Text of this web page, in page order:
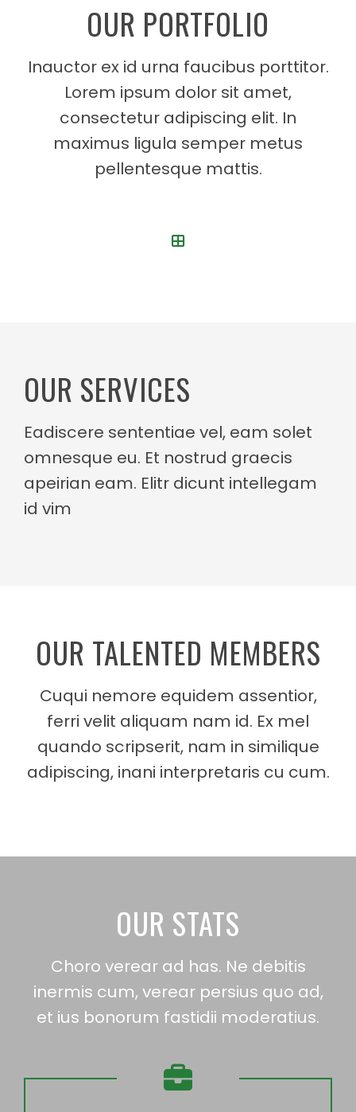
OUR PORTFOLIO
Inauctor ex id urna faucibus porttitor.
Lorem ipsum dolor sit amet,
consectetur adipiscing elit. In
maximus ligula semper metus
pellentesque mattis.
OUR SERVICES
Eadiscere sententiae vel, eam solet
omnesque eu. Et nostrud graecis
apeirian eam. Elitr dicunt intellegam
id vim
OUR TALENTED MEMBERS
Cuqui nemore equidem assentior,
ferri velit aliquam nam id. Ex mel
quando scripserit, nam in similique
adipiscing, inani interpretaris cu cum.
OUR STATS
Choro verear ad has. Ne debitis
inermis cum, verear persius quo ad,
et ius bonorum fastidii moderatius.
3
5
6
8
9
2
4
6
7
9
0
2
9
0
0
0
0
2
2
3
3
4
4
5
5
5
6
6
6
7
7
7
8
5
2
9
7
4
6
3
0
9
6
3
0
7
1
8
5
2
0